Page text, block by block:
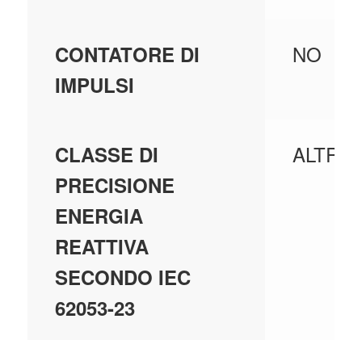
CONTATORE DI
IMPULSI
NO
CLASSE DI
PRECISIONE
ENERGIA
REATTIVA
SECONDO IEC
62053-23
ALTRI